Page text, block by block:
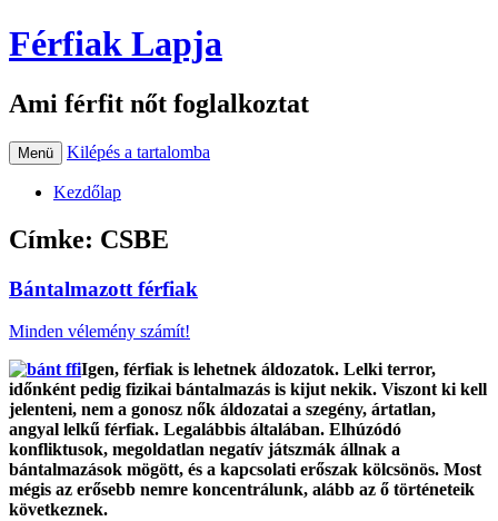
Férfiak Lapja
Ami férfit nőt foglalkoztat
Menü Kilépés a tartalomba
Kezdőlap
Címke: CSBE
Bántalmazott férfiak
Minden vélemény számít!
Igen, férfiak is lehetnek áldozatok. Lelki terror,
időnként pedig fizikai bántalmazás is kijut nekik. Viszont ki kell
jelenteni, nem a gonosz nők áldozatai a szegény, ártatlan,
angyal lelkű férfiak. Legalábbis általában. Elhúzódó
konfliktusok, megoldatlan negatív játszmák állnak a
bántalmazások mögött, és a kapcsolati erőszak kölcsönös. Most
mégis az erősebb nemre koncentrálunk, alább az ő történeteik
következnek.